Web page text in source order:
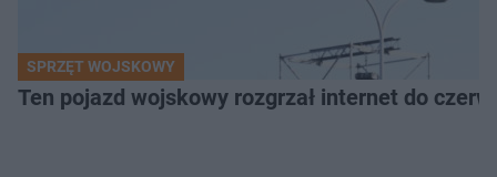
SPRZĘT WOJSKOWY
Ten pojazd wojskowy rozgrzał internet do